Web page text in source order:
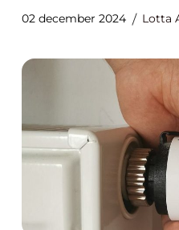
02 december 2024 Lotta